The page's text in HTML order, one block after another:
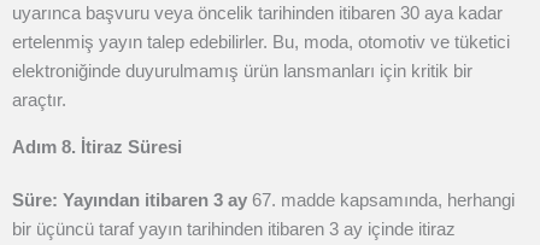
uyarınca başvuru veya öncelik tarihinden itibaren 30 aya kadar
ertelenmiş yayın talep edebilirler. Bu, moda, otomotiv ve tüketici
elektroniğinde duyurulmamış ürün lansmanları için kritik bir
araçtır.
Adım 8. İtiraz Süresi
Süre: Yayından itibaren 3 ay 67. madde kapsamında, herhangi
bir üçüncü taraf yayın tarihinden itibaren 3 ay içinde itiraz